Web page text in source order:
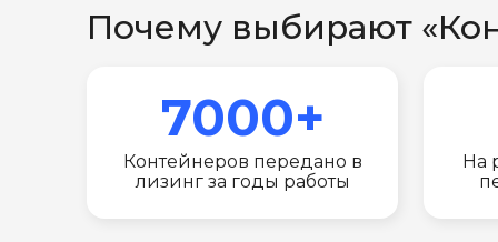
Почему выбирают
7000+
Контейнеров передано в
лизинг за годы работы
На